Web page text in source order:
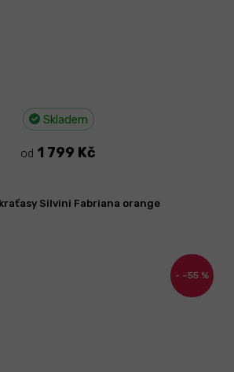
Skladem
od 1 799 Kč
–55 %
Silvini Fabriana orange